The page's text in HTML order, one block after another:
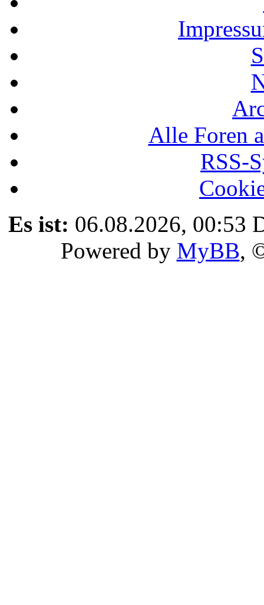
Alle Foren
RSS-
Es ist: 06.08.2026, 00:53
Powered by MyBB,